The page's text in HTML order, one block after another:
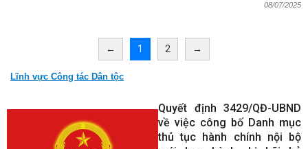
08/07/2025
← 1 2 →
Lĩnh vực Công tác Dân tộc
Quyết định 3429/QĐ-UBND
về việc công bố Danh mục
thủ tục hành chính nội bộ